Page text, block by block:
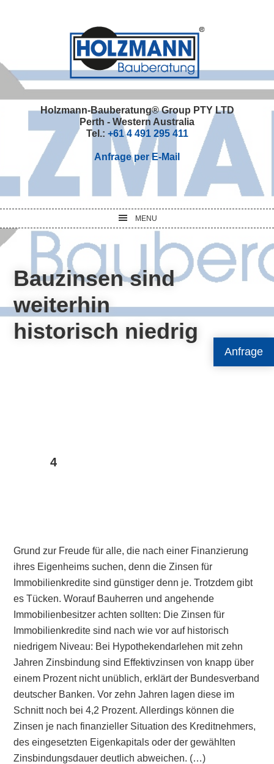
Anfrage
Holzmann-Bauberatung® Group PTY LTD
Perth - Western Australia
Tel.: +61 4 491 295 411
Anfrage per E-Mail
MENU
Bauzinsen sind
weiterhin
historisch niedrig
4
Grund zur Freude für alle, die nach einer Finanzierung
ihres Eigenheims suchen, denn die Zinsen für
Immobilienkredite sind günstiger denn je. Trotzdem gibt
es Tücken. Worauf Bauherren und angehende
Immobilienbesitzer achten sollten: Die Zinsen für
Immobilienkredite sind nach wie vor auf historisch
niedrigem Niveau: Bei Hypothekendarlehen mit zehn
Jahren Zinsbindung sind Effektivzinsen von knapp über
einem Prozent nicht unüblich, erklärt der Bundesverband
deutscher Banken. Vor zehn Jahren lagen diese im
Schnitt noch bei 4,2 Prozent. Allerdings können die
Zinsen je nach finanzieller Situation des Kreditnehmers,
des eingesetzten Eigenkapitals oder der gewählten
Zinsbindungsdauer deutlich abweichen. (…)